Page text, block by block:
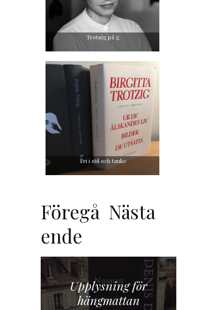
Trotzig på g
Fri i stil och tanke
Föregå
ende
Nästa
Upplysning för
hängmattan